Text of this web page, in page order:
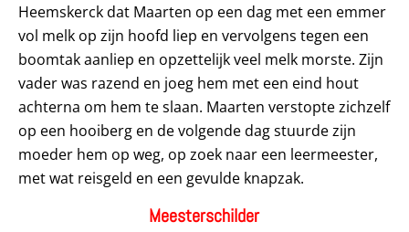
Heemskerck dat Maarten op een dag met een emmer
vol melk op zijn hoofd liep en vervolgens tegen een
boomtak aanliep en opzettelijk veel melk morste. Zijn
vader was razend en joeg hem met een eind hout
achterna om hem te slaan. Maarten verstopte zichzelf
op een hooiberg en de volgende dag stuurde zijn
moeder hem op weg, op zoek naar een leermeester,
met wat reisgeld en een gevulde knapzak.
Meesterschilder